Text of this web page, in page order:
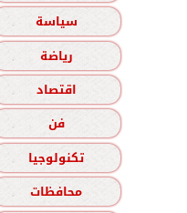
سياسة
رياضة
اقتصاد
فن
تكنولوجيا
محافظات